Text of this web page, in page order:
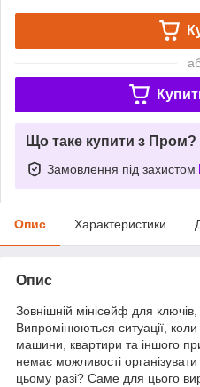
Що таке купити з Пром?
Замовлення під захистом
Опис Характеристики
Опис
Зовнішній мінісейф для
Випромінюються ситуації,
машини, квартири та іншого
немає можливості
цьому разі? Саме для цього